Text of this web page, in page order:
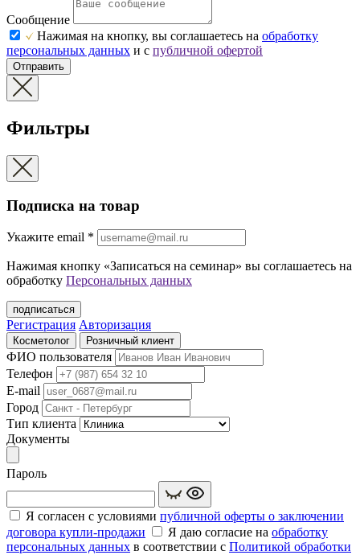
Сообщение
Нажимая на кнопку, вы соглашаетесь на обработку
персональных данных и с публичной офертой
Отправить
Фильтры
Подписка на товар
Укажите еmail *
Нажимая кнопку «Записаться на семинар» вы соглашаетесь на
обработку Персональных данных
подписаться
Регистрация Авторизация
Косметолог Розничный клиент
ФИО пользователя
Телефон
E-mail
Город
Тип клиента
Документы
Пароль
Я согласен с условиями публичной оферты о заключении
договора купли‑продажи
Я даю согласие на обработку
персональных данных в соответствии с Политикой обработки